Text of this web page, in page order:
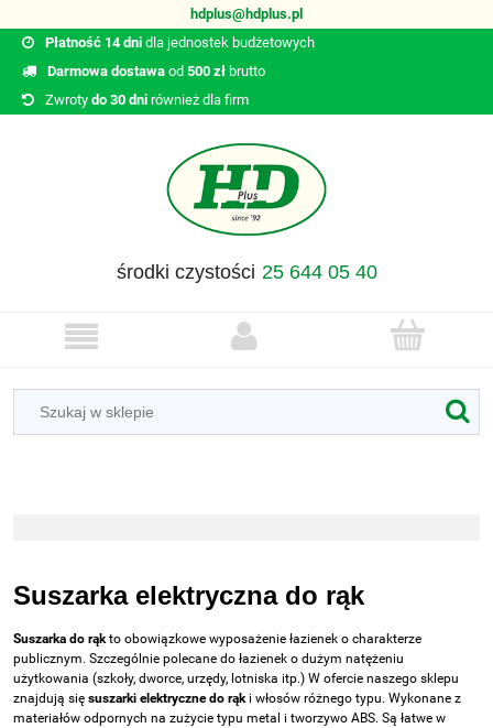
hdplus@hdplus.pl
Płatność 14 dni dla jednostek budżetowych
Darmowa dostawa od 500 zł brutto
Zwroty do 30 dni również dla firm
środki czystości 25 644 05 40
Suszarka elektryczna do rąk
Suszarka do rąk to obowiązkowe wyposażenie łazienek o charakterze
publicznym. Szczególnie polecane do łazienek o dużym natężeniu
użytkowania (szkoły, dworce, urzędy, lotniska itp.) W ofercie naszego sklepu
znajdują się suszarki elektryczne do rąk i włosów różnego typu. Wykonane z
materiałów odpornych na zużycie typu metal i tworzywo ABS. Są łatwe w